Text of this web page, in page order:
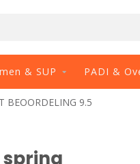
& SUP PADI &
BEOORDELING 9.5
spring